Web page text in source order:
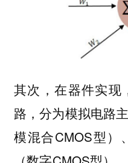
其次，在器件实现
路，分为模拟电路
模混合CMOS型）